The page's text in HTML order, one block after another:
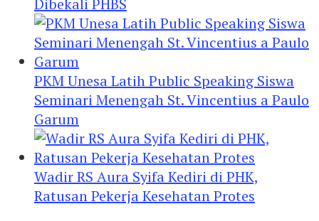
PKM Unesa Latih Public Speaking Siswa
Seminari Menengah St. Vincentius a Paulo
Garum
Wadir RS Aura Syifa Kediri di PHK,
Ratusan Pekerja Kesehatan Protes